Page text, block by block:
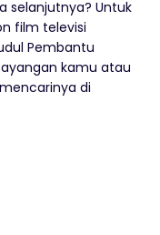
selanjutnya? Untuk
film televisi
Pembantu
kamu atau
di